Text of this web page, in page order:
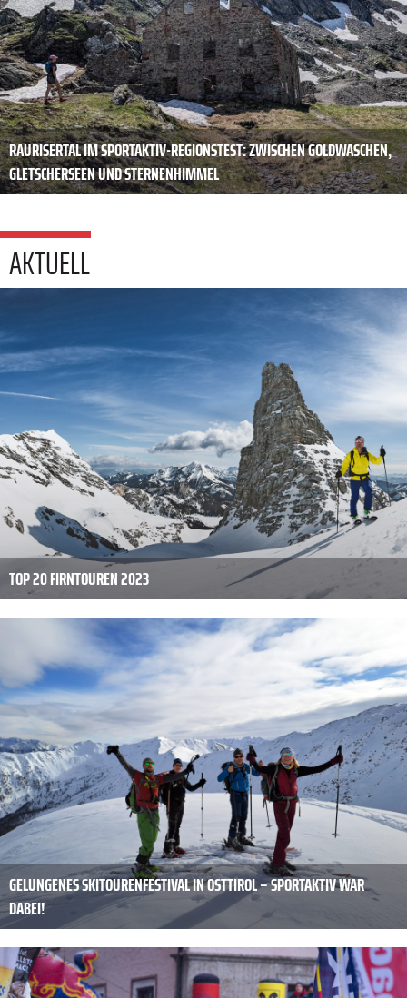
RAURISERTAL IM SPORTAKTIV-REGIONSTEST: ZWISCHEN GOLDWASCHEN,
GLETSCHERSEEN UND STERNENHIMMEL
AKTUELL
TOP 20 FIRNTOUREN 2023
GELUNGENES SKITOURENFESTIVAL IN OSTTIROL – SPORTAKTIV WAR
DABEI!